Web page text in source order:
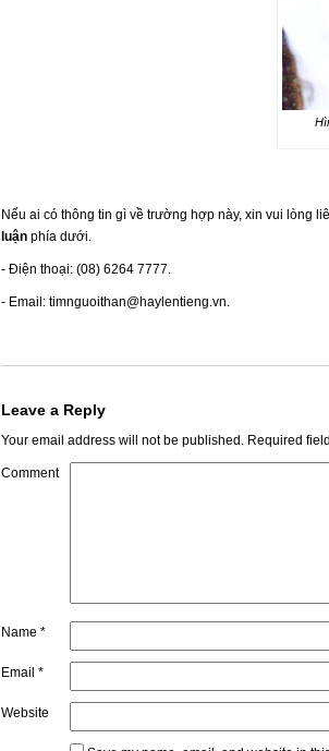
Nếu ai có thông tin gì về trường hợp này, xin vui lòng
luận phía dưới.
- Điện thoại: (08) 6264 7777.
- Email: timnguoithan@haylentieng.vn
Leave a Reply
Your email address will not be published. Required
Comment
Name *
Email *
Website